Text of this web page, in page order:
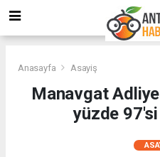
Anasayfa Asayiş
Manavgat
yüzde